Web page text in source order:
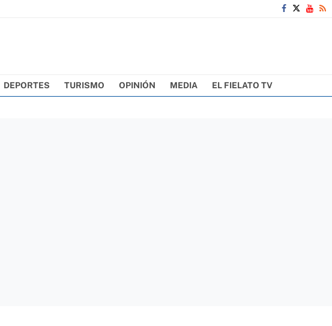
DEPORTES TURISMO OPINIÓN MEDIA EL FIELATO TV